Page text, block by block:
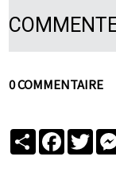
0 COMMENTAIRE
PartagerFacebook